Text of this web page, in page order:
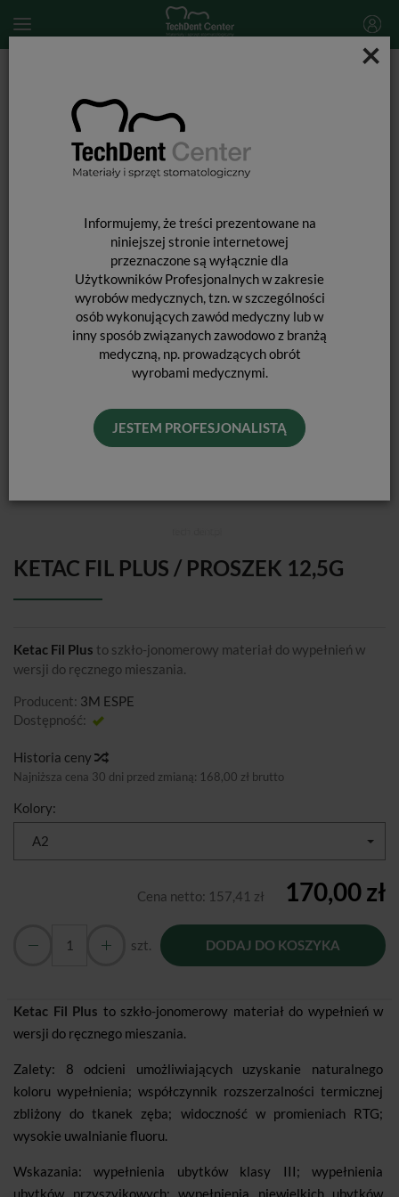
×
Informujemy, że treści prezentowane na
niniejszej stronie internetowej
przeznaczone są wyłącznie dla
Użytkowników Profesjonalnych w zakresie
wyrobów medycznych, tzn. w szczególności
osób wykonujących zawód medyczny lub w
inny sposób związanych zawodowo z branżą
medyczną, np. prowadzących obrót
wyrobami medycznymi.
JESTEM PROFESJONALISTĄ
MATERIAŁY GLASJONOMEROWE
Ketac Fil Plus / proszek 12,5g
KETAC FIL PLUS / PROSZEK 12,5G
Ketac Fil Plus to szkło-jonomerowy materiał do wypełnień w
wersji do ręcznego mieszania.
Producent: 3M ESPE
Dostępność:
Historia ceny
Najniższa cena 30 dni przed zmianą: 168,00 zł brutto
Kolory:
A2
Cena netto: 157,41 zł 170,00 zł
szt. DODAJ DO KOSZYKA
Ketac Fil Plus to szkło-jonomerowy materiał do wypełnień w
wersji do ręcznego mieszania.
Zalety: 8 odcieni umożliwiających uzyskanie naturalnego
koloru wypełnienia; współczynnik rozszerzalności termicznej
zbliżony do tkanek zęba; widoczność w promieniach RTG;
wysokie uwalnianie fluoru.
Wskazania: wypełnienia ubytków klasy III; wypełnienia
ubytków przyszyjkowych; wypełnienia niewielkich ubytków